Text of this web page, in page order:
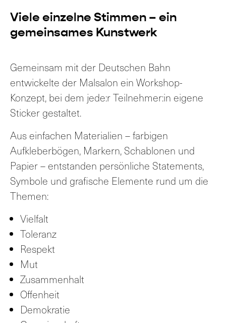
Viele einzelne Stimmen – ein
gemeinsames Kunstwerk
Gemeinsam mit der Deutschen Bahn
entwickelte der Malsalon ein Workshop-
Konzept, bei dem jede:r Teilnehmer:in eigene
Sticker gestaltet.
Aus einfachen Materialien – farbigen
Aufkleberbögen, Markern, Schablonen und
Papier – entstanden persönliche Statements,
Symbole und grafische Elemente rund um die
Themen:
Vielfalt
Toleranz
Respekt
Mut
Zusammenhalt
Offenheit
Demokratie